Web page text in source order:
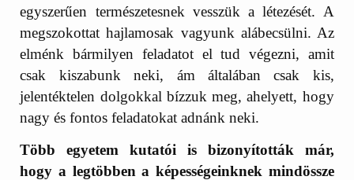
egyszerűen természetesnek vesszük a létezését. A
megszokottat hajlamosak vagyunk alábecsülni. Az
elménk bármilyen feladatot el tud végezni, amit
csak kiszabunk neki, ám általában csak kis,
jelentéktelen dolgokkal bízzuk meg, ahelyett, hogy
nagy és fontos feladatokat adnánk neki.
Több egyetem kutatói is bizonyították már,
hogy a legtöbben a képességeinknek mindössze